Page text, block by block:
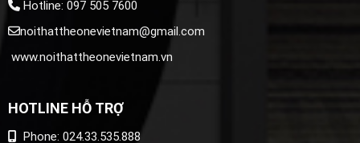
Hotline: 097 505 7600
noithattheonevietnam@gmail.com
www.noithattheonevietnam.vn
HOTLINE HỖ TRỢ
Phone: 024.33.535.888